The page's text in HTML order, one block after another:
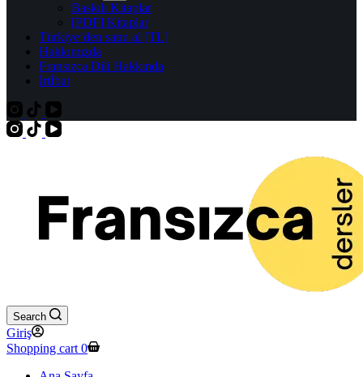
Baskılı Kitaplar
[PDF] Kitaplar
Türkiye’den satın al [TL]
Hakkımızda
Fransızca Dili Hakkında
İrtİbat
Search
Giriş
Shopping cart 0